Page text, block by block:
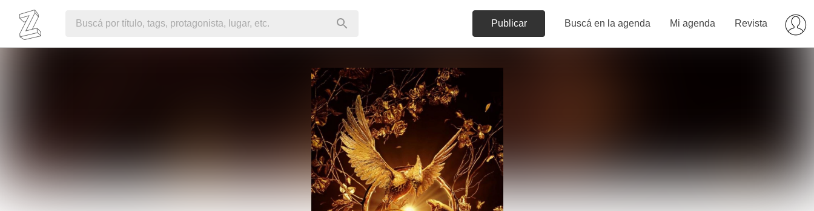
Publicar Buscá en la agenda Mi agenda Revista